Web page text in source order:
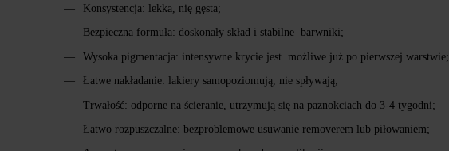
Konsystencja: lekka, nię gęsta;
Bezpieczna formuła: doskonały skład i stabilne barwniki;
Wysoka pigmentacja: intensywne krycie jest możliwe już po pierwszej warstwie;
Łatwe nakładanie: lakiery samopoziomują, nie spływają;
Trwałość: odporne na ścieranie, utrzymują się na paznokciach do 3-4 tygodni;
Łatwo rozpuszczalne: bezproblemowe usuwanie removerem lub piłowaniem;